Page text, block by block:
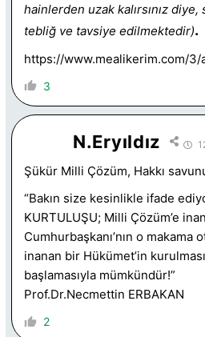
hainlerden uzak kalırsınız
tebliğ ve tavsiye edilmektedir).
https://www.mealikerim.com/3/
3
N.Eryıldız
Şükür Milli Çözüm, Hakkı
“Bakın size kesinlikle ifade
KURTULUŞU; Milli Çözüm’e
Cumhurbaşkanı’nın o makama
inanan bir Hükümet’in
başlamasıyla mümkündür!”
Prof.Dr.Necmettin ERBAKAN
2